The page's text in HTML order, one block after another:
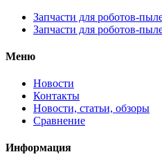
Запчасти для роботов-
Запчасти для роботов-
Меню
Новости
Контакты
Новости, статьи, обзоры
Сравнение
Информация